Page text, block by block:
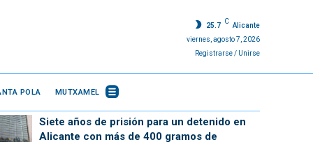
25.7
C
Alicante
viernes, agosto 7, 2026
Registrarse / Unirse
POLA MUTXAMEL
Siete años de prisión para un detenido en
Alicante con más de 400 gramos de